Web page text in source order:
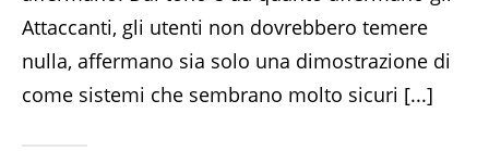
Attaccanti, gli utenti non dovrebbero temere
nulla, affermano sia solo una dimostrazione di
come sistemi che sembrano molto sicuri [...]